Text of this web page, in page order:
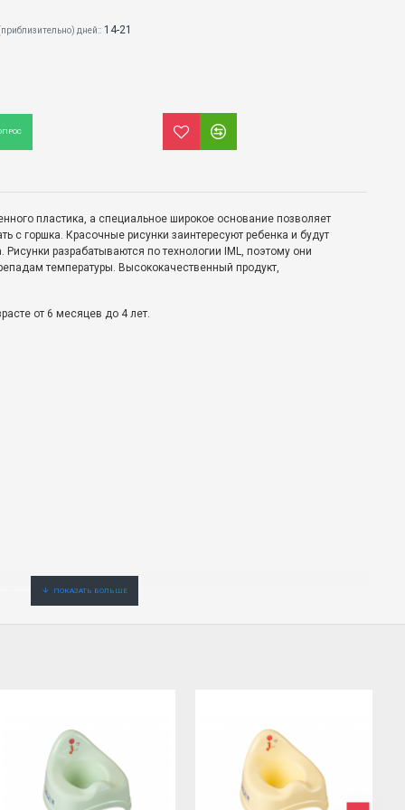
дней:: 14-21
пластика, а специальное широкое основание позволяет
с горшка. Красочные рисунки заинтересуют ребенка и будут
Рисунки разрабатываются по технологии IML, поэтому они
температуры. Высококачественный продукт,
от 6 месяцев до 4 лет.
и по низкой цене. Официальный дистрибьютер.er.